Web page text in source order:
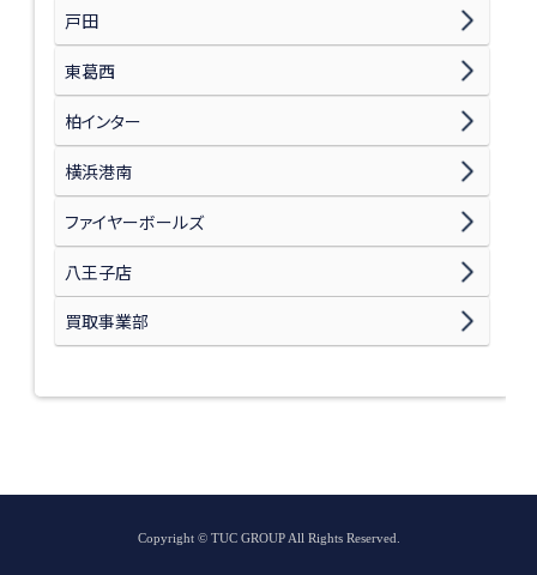
戸田
東葛西
柏インター
横浜港南
ファイヤーボールズ
八王子店
買取事業部
Copyright © TUC GROUP All Rights Reserved.